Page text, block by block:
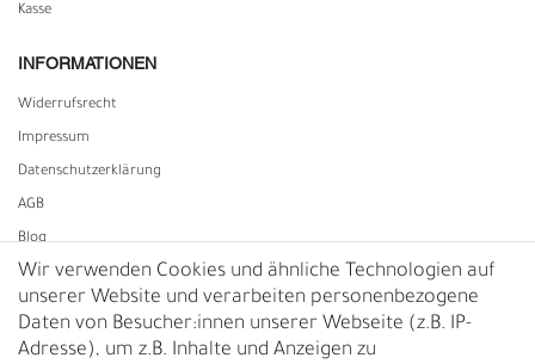
Kasse
INFORMATIONEN
Widerrufs­recht
Impressum
Daten­schutz­erklärung
AGB
Blog
Vertrag widerrufen
UNTERNEHMEN
Wir verwenden Cookies und ähnliche Technologien auf
unserer Website und verarbeiten personenbezogene
Daten von Besucher:innen unserer Webseite (z.B. IP-
Adresse), um z.B. Inhalte und Anzeigen zu